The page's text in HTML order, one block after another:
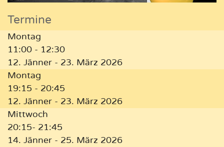
Termine
Montag
11:00 - 12:30
12. Jänner - 23. März 2026
Montag
19:15 - 20:45
12. Jänner - 23. März 2026
Mittwoch
20:15- 21:45
14. Jänner - 25. März 2026